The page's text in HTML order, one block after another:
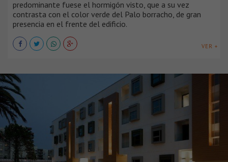
predominante fuese el hormigón visto, que a su vez
contrasta con el color verde del Palo borracho, de gran
presencia en el frente del edificio.
VER +